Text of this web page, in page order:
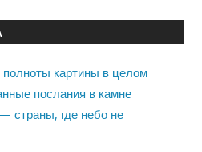
картины в целом
послания в камне
страны, где небо не